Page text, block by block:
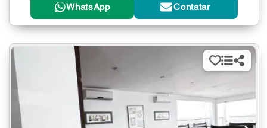
WhatsApp Contatar